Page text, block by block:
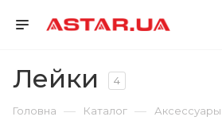
Лейки 4
Головна — Каталог — Аксессуары